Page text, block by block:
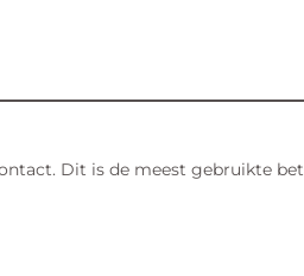
Dit is de meest gebruikte